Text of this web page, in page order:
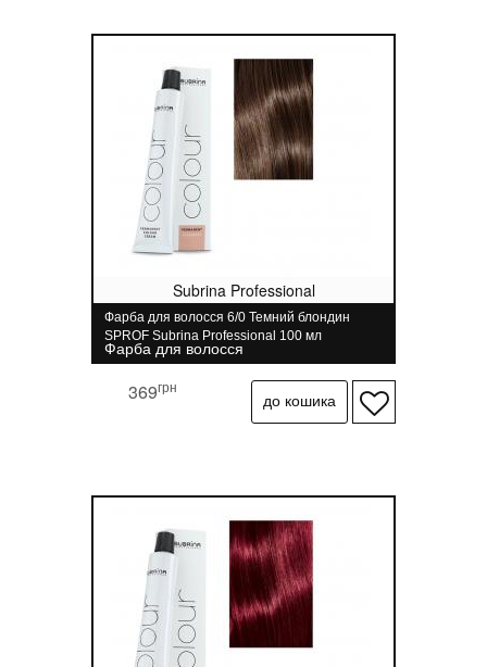
Subrina Professional
Фарба для волосся 6/0 Темний блондин
SPROF Subrina Professional 100 мл
Фарба для волосся
369грн